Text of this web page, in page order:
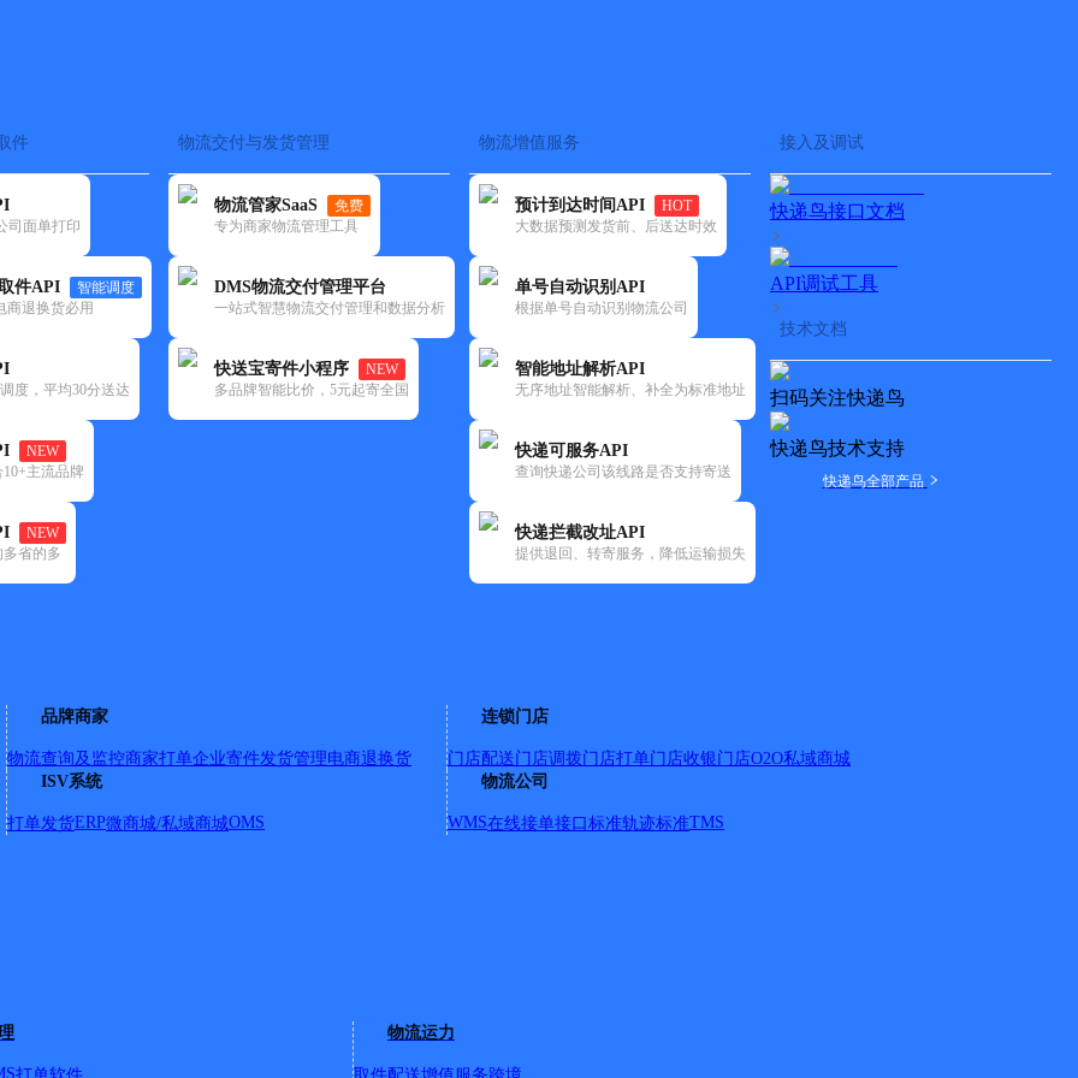
件
司面单打印
件API
智能调度
商退换货必用
度，平均30分送达
NEW
主流品牌
NEW
省的多
物流交付与发货管理
物流管家SaaS
免费
专为商家物流管理工具
DMS物流交付管理平台
一站式智慧物流交付管理和数据分析
快送宝寄件小程序
NEW
多品牌智能比价，5元起寄全国
物流增值服务
预计到达时间API
HOT
大数据预测发货前、后送达时效
单号自动识别API
根据单号自动识别物流公司
智能地址解析API
无序地址智能解析、补全为标准地址
快递可服务API
查询快递公司该线路是否支持寄送
快递拦截改址API
提供退回、转寄服务，降低运输损失
接入及调试
快递鸟接口文档
API调试工具
技术文档
扫码关注快递鸟
快递鸟技术支持
快递鸟全部产品
品牌商家
物流查询及监控商家打单企业寄件发货管理电商退换货
连锁门店
门店配送门店调拨门店打单门店收银门店O2O私域商城
ISV系统
打单发货ERP微商城/私域商城OMS
物流公司
WMS在线接单接口标准轨迹标准TMS
物流运力
NEW
选
西50米路南
儿园北50米
永治街；长岭街；永长街；长庆街；迎旭街；新安街；岭东街；亿豪宾馆；长岭县联通公司；长岭县三中；长岭县第三中
县地税局；长岭县财政局；长岭县东方明珠小区；永久镇；太平山镇；新安镇；东岭乡；三青山镇；三团乡；巨宝山镇；前